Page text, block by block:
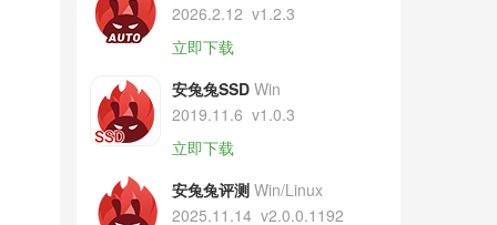
2026.2.12 v1.2.3
立即下载
安兔兔SSD Win
2019.11.6 v1.0.3
立即下载
安兔兔评测 Win/Linux
2025.11.14 v2.0.0.1192